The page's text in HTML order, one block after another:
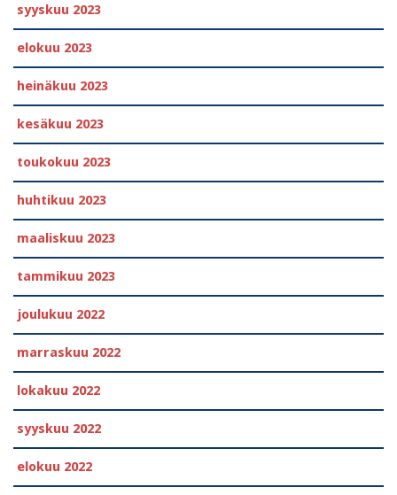
syyskuu 2023
elokuu 2023
heinäkuu 2023
kesäkuu 2023
toukokuu 2023
huhtikuu 2023
maaliskuu 2023
tammikuu 2023
joulukuu 2022
marraskuu 2022
lokakuu 2022
syyskuu 2022
elokuu 2022